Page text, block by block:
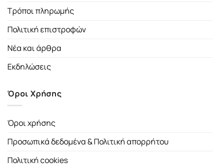
Τρόποι πληρωμής
Πολιτική επιστροφών
Νέα και άρθρα
Εκδηλώσεις
Όροι Χρήσης
Όροι χρήσης
Προσωπικά δεδομένα & Πολιτική απορρήτου
Πολιτική cookies